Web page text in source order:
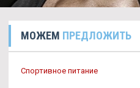
МОЖЕМ ПРЕДЛОЖИТЬ
Спортивное питание